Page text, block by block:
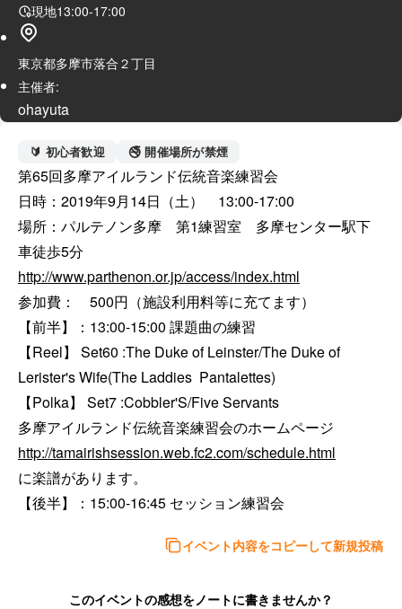
現地13:00-17:00
東京都多摩市落合２丁目
主催者:
ohayuta
🔰 初心者歓迎 🚭 開催場所が禁煙
第65回多摩アイルランド伝統音楽練習会
日時：2019年9月14日（土）　13:00-17:00
場所：パルテノン多摩　第1練習室　多摩センター駅下
http://www.parthenon.or.jp/access/index.html
参加費：　500円（施設利用料等に充てます）
【前半】：13:00-15:00 課題曲の練習
【Reel】 Set60 :The Duke of Leinster/The Duke of
Lerister's Wife(The Laddies  Pantalettes)
【Polka】 Set7 :Cobbler'S/Five Servants
多摩アイルランド伝統音楽練習会のホームページ
http://tamairishsession.web.fc2.com/schedule.html
に楽譜があります。
【後半】：15:00-16:45 セッション練習会
イベント内容をコピーして新規投稿
このイベントの感想をノートに書きませんか？